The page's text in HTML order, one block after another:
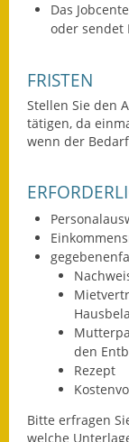
Das
oder sendet
FRISTEN
Stellen Sie den
tätigen, da
wenn der
den
Rezept
Bitte erfragen
welche